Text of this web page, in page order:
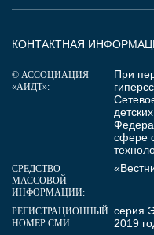
КОНТАКТНАЯ
© АССОЦИАЦИЯ
«АИДТ»:
При
сфере
СРЕДСТВО
МАССОВОЙ
ИНФОРМАЦИИ:
РЕГИСТРАЦИОННЫЙ
НОМЕР СМИ:
серия
2019